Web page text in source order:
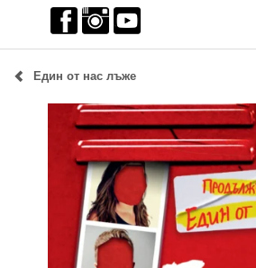
Един от нас лъже